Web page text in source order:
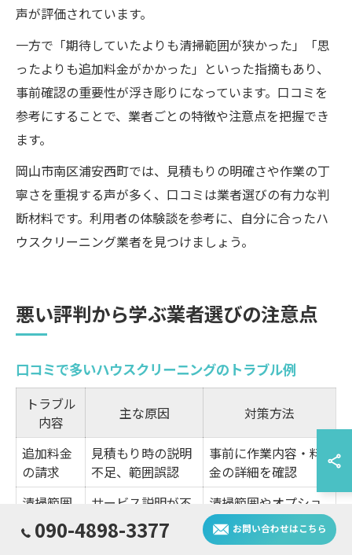
声が評価されています。
一方で「期待していたよりも清掃範囲が狭かった」「思
ったよりも追加料金がかかった」といった指摘もあり、
事前確認の重要性が浮き彫りになっています。口コミを
参考にすることで、業者ごとの特徴や注意点を把握でき
ます。
岡山市南区浦安西町では、見積もりの明確さや作業の丁
寧さを重視する声が多く、口コミは業者選びの有力な判
断材料です。利用者の体験談を参考に、自分に合ったハ
ウスクリーニング業者を見つけましょう。
悪い評判から学ぶ業者選びの注意点
口コミで多いハウスクリーニングのトラブル例
トラブル
内容
主な原因 対策方法
追加料金
の請求
見積もり時の説明
不足、範囲誤認
事前に作業内容・料
金の詳細を確認
清掃範囲
の誤認
サービス説明が不
十分
清掃範囲やオプショ
ン有無を文書で確認
090-4898-3377 お問い合わせはこちら